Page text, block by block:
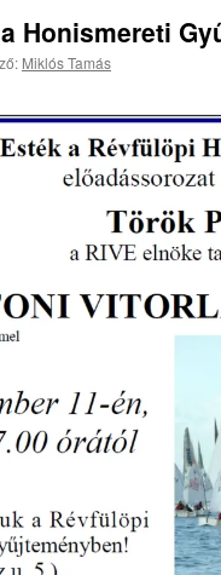
Honismereti
Miklós Tamás